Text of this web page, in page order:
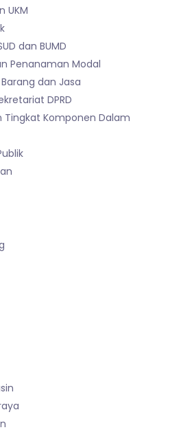
UKM
dan BUMD
Penanaman Modal
dan Jasa
DPRD
Tingkat Komponen Dalam